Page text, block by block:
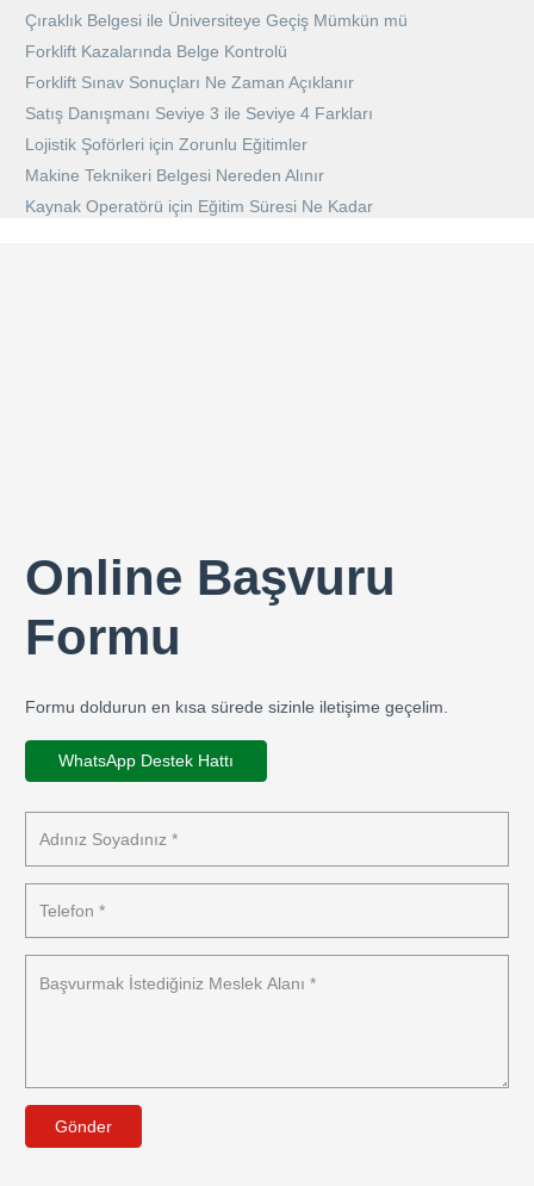
Çıraklık Belgesi ile Üniversiteye Geçiş Mümkün mü
Forklift Kazalarında Belge Kontrolü
Forklift Sınav Sonuçları Ne Zaman Açıklanır
Satış Danışmanı Seviye 3 ile Seviye 4 Farkları
Lojistik Şoförleri için Zorunlu Eğitimler
Makine Teknikeri Belgesi Nereden Alınır
Kaynak Operatörü için Eğitim Süresi Ne Kadar
Online Başvuru
Formu
Formu doldurun en kısa sürede sizinle iletişime geçelim.
WhatsApp Destek Hattı
Gönder